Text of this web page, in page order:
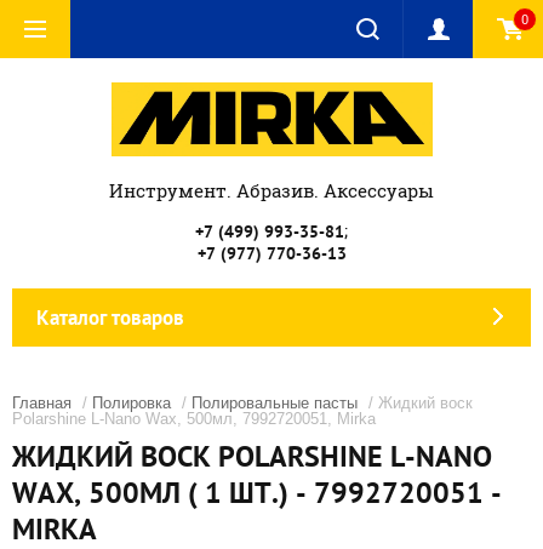
0
Инструмент. Абразив. Аксессуары
+7 (499) 993-35-81;
+7 (977) 770-36-13
Каталог товаров
Главная / Полировка / Полировальные пасты / Жидкий воск
Polarshine L-Nano Wax, 500мл, 7992720051, Mirka
ЖИДКИЙ ВОСК POLARSHINE L-NANO
WAX, 500МЛ ( 1 ШТ.) - 7992720051 -
MIRKA